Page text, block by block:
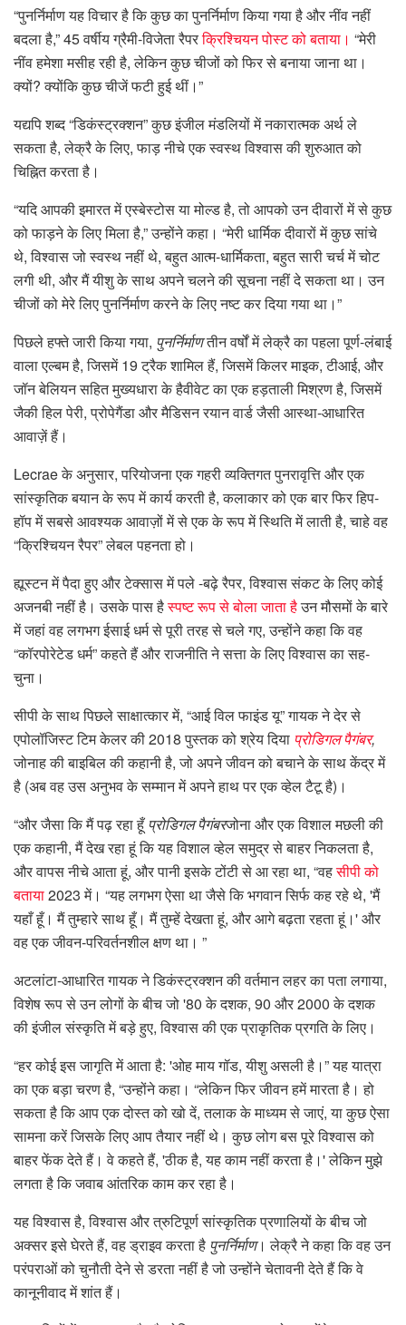
“पुनर्निर्माण यह विचार है कि कुछ का पुनर्निर्माण किया गया है और नींव नहीं
बदला है,” 45 वर्षीय ग्रैमी-विजेता रैपरक्रिश्चियन पोस्ट को बताया। “मेरी
नींव हमेशा मसीह रही है, लेकिन कुछ चीजों को फिर से बनाया जाना था।
क्यों? क्योंकि कुछ चीजें फटी हुई थीं।”
यद्यपि शब्द “डिकंस्ट्रक्शन” कुछ इंजील मंडलियों में नकारात्मक अर्थ ले
सकता है, लेक्रै के लिए, फाड़ नीचे एक स्वस्थ विश्वास की शुरुआत को
चिह्नित करता है।
“यदि आपकी इमारत में एस्बेस्टोस या मोल्ड है, तो आपको उन दीवारों में से कुछ
को फाड़ने के लिए मिला है,” उन्होंने कहा। “मेरी धार्मिक दीवारों में कुछ सांचे
थे, विश्वास जो स्वस्थ नहीं थे, बहुत आत्म-धार्मिकता, बहुत सारी चर्च में चोट
लगी थी, और मैं यीशु के साथ अपने चलने की सूचना नहीं दे सकता था। उन
चीजों को मेरे लिए पुनर्निर्माण करने के लिए नष्ट कर दिया गया था।”
पिछले हफ्ते जारी किया गया, पुनर्निर्माणतीन वर्षों में लेक्रै का पहला पूर्ण-लंबाई
वाला एल्बम है, जिसमें 19 ट्रैक शामिल हैं, जिसमें किलर माइक, टीआई, और
जॉन बेलियन सहित मुख्यधारा के हैवीवेट का एक हड़ताली मिश्रण है, जिसमें
जैकी हिल पेरी, प्रोपेगैंडा और मैडिसन रयान वार्ड जैसी आस्था-आधारित
आवाज़ें हैं।
Lecrae के अनुसार, परियोजना एक गहरी व्यक्तिगत पुनरावृत्ति और एक
सांस्कृतिक बयान के रूप में कार्य करती है, कलाकार को एक बार फिर हिप-
हॉप में सबसे आवश्यक आवाज़ों में से एक के रूप में स्थिति में लाती है, चाहे वह
“क्रिश्चियन रैपर” लेबल पहनता हो।
ह्यूस्टन में पैदा हुए और टेक्सास में पले -बढ़े रैपर, विश्वास संकट के लिए कोई
अजनबी नहीं है। उसके पास हैस्पष्ट रूप से बोला जाता हैउन मौसमों के बारे
में जहां वह लगभग ईसाई धर्म से पूरी तरह से चले गए, उन्होंने कहा कि वह
“कॉरपोरेटेड धर्म” कहते हैं और राजनीति ने सत्ता के लिए विश्वास का सह-
चुना।
सीपी के साथ पिछले साक्षात्कार में, “आई विल फाइंड यू” गायक ने देर से
एपोलॉजिस्ट टिम केलर की 2018 पुस्तक को श्रेय दिया प्रोडिगल पैगंबर,
जोनाह की बाइबिल की कहानी है, जो अपने जीवन को बचाने के साथ केंद्र में
है (अब वह उस अनुभव के सम्मान में अपने हाथ पर एक व्हेल टैटू है)।
“और जैसा कि मैं पढ़ रहा हूँ प्रोडिगल पैगंबरजोना और एक विशाल मछली की
एक कहानी, मैं देख रहा हूं कि यह विशाल व्हेल समुद्र से बाहर निकलता है,
और वापस नीचे आता हूं, और पानी इसके टोंटी से आ रहा था, “वहसीपी को
बताया2023 में। “यह लगभग ऐसा था जैसे कि भगवान सिर्फ कह रहे थे, 'मैं
यहाँ हूँ। मैं तुम्हारे साथ हूँ। मैं तुम्हें देखता हूं, और आगे बढ़ता रहता हूं।' और
वह एक जीवन-परिवर्तनशील क्षण था। ”
अटलांटा-आधारित गायक ने डिकंस्ट्रक्शन की वर्तमान लहर का पता लगाया,
विशेष रूप से उन लोगों के बीच जो '80 के दशक, 90 और 2000 के दशक
की इंजील संस्कृति में बड़े हुए, विश्वास की एक प्राकृतिक प्रगति के लिए।
“हर कोई इस जागृति में आता है: 'ओह माय गॉड, यीशु असली है।” यह यात्रा
का एक बड़ा चरण है, “उन्होंने कहा। “लेकिन फिर जीवन हमें मारता है। हो
सकता है कि आप एक दोस्त को खो दें, तलाक के माध्यम से जाएं, या कुछ ऐसा
सामना करें जिसके लिए आप तैयार नहीं थे। कुछ लोग बस पूरे विश्वास को
बाहर फेंक देते हैं। वे कहते हैं, 'ठीक है, यह काम नहीं करता है।' लेकिन मुझे
लगता है कि जवाब आंतरिक काम कर रहा है।
यह विश्वास है, विश्वास और त्रुटिपूर्ण सांस्कृतिक प्रणालियों के बीच जो
अक्सर इसे घेरते हैं, वह ड्राइव करता है पुनर्निर्माण। लेक्रै ने कहा कि वह उन
परंपराओं को चुनौती देने से डरता नहीं है जो उन्होंने चेतावनी देते हैं कि वे
कानूनीवाद में शांत हैं।